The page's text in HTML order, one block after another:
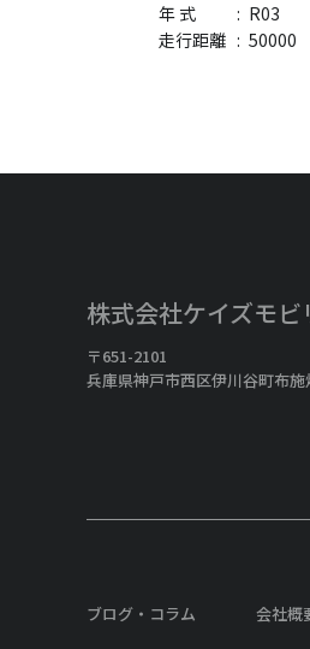
年 式
: R03
走行距離 : 50000
株式会社ケイズモビ
〒651-2101
兵庫県神戸市西区伊川谷町布施
ブログ・コラム 会社概